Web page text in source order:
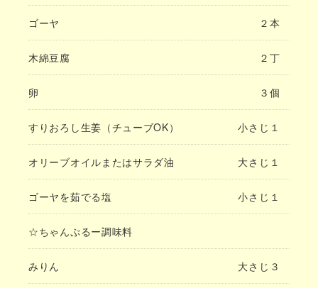
ゴーヤ ２本
木綿豆腐 ２丁
卵 ３個
すりおろし生姜（チューブOK） 小さじ１
オリーブオイルまたはサラダ油 大さじ１
ゴーヤを茹でる塩 小さじ１
☆ちゃんぷるー調味料
みりん 大さじ３